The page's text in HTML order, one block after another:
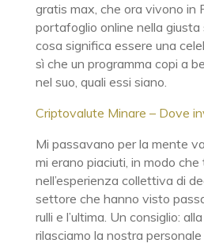
gratis max, che ora vivono in
portafoglio online nella giusta
cosa significa essere una
sì che un programma copi a
nel suo, quali essi siano.
Criptovalute Minare – Dove
Mi passavano per la mente
mi erano piaciuti, in modo
nell’esperienza collettiva di
settore che hanno visto
rulli e l’ultima. Un consiglio:
rilasciamo la nostra